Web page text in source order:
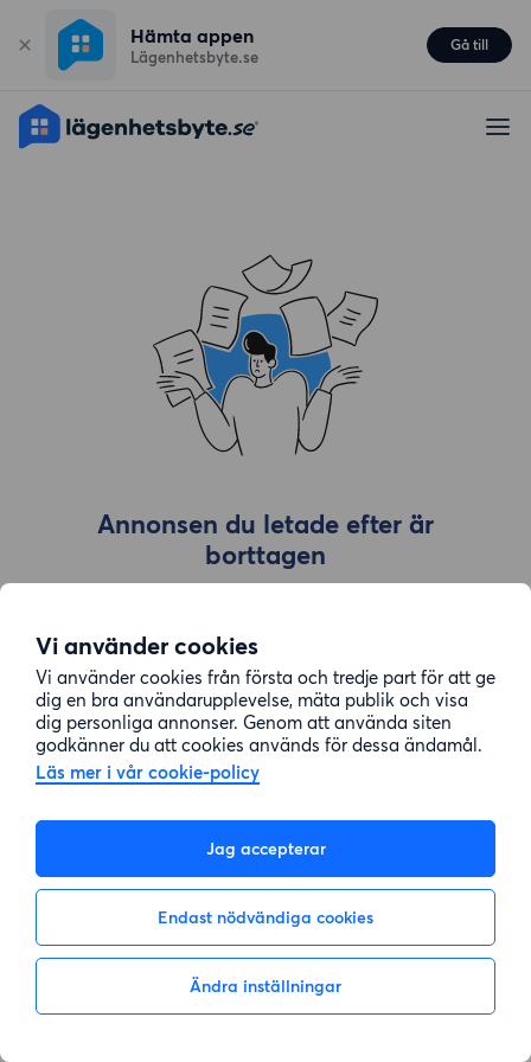
Vi använder cookies
Vi använder cookies från första och tredje part för att ge
dig en bra användarupplevelse, mäta publik och visa
dig personliga annonser. Genom att använda siten
godkänner du att cookies används för dessa ändamål.
Läs mer i vår cookie-policy
Jag accepterar
Endast nödvändiga cookies
Ändra inställningar
Hämta appen
Lägenhetsbyte.se
Gå till
Annonsen du letade efter är
borttagen
Gå till sök